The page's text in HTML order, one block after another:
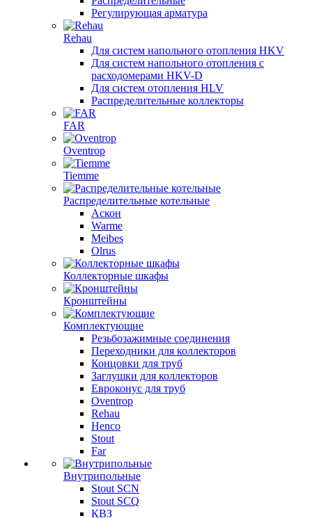
Регулирующая арматура
Rehau
Для систем напольного отопления HKV
Для систем напольного отопления с
расходомерами HKV-D
Для систем отопления HLV
Распределительные коллекторы
FAR
Oventrop
Tiemme
Распределительные котельные
Аскон
Warme
Meibes
Olrus
Коллекторные шкафы
Кронштейны
Комплектующие
Резьбозажимные соединения
Переходники для коллекторов
Концовки для труб
Заглушки для коллекторов
Евроконус для труб
Oventrop
Rehau
Henco
Stout
Far
Внутрипольные
Stout SCN
Stout SCQ
КВЗ